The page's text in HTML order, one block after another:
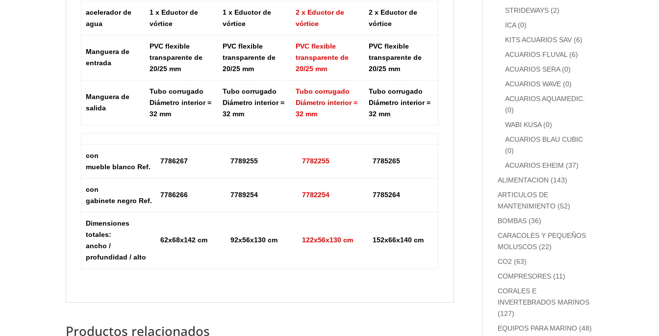
acelerador de
agua
1 x Eductor de
vórtice
1 x Eductor de
vórtice
2 x Eductor de
vórtice
2 x Eductor de
vórtice
Manguera de
entrada
PVC flexible
transparente de
20/25 mm
PVC flexible
transparente de
20/25 mm
PVC flexible
transparente de
20/25 mm
PVC flexible
transparente de
20/25 mm
Manguera de
salida
Tubo corrugado
Diámetro interior =
32 mm
Tubo corrugado
Diámetro interior =
32 mm
Tubo corrugado
Diámetro interior =
32 mm
Tubo corrugado
Diámetro interior =
32 mm
con
mueble blanco Ref.
7786267 7789255 7782255 7785265
con
gabinete negro Ref.
7786266 7789254 7782254 7785264
Dimensiones
totales:
ancho /
profundidad / alto
62x68x142 cm 92x56x130 cm 122x56x130 cm 152x66x140 cm
Productos relacionados
STRIDEWAYS (2)
ICA (0)
KITS ACUARIOS SAV (6)
ACUARIOS FLUVAL (6)
ACUARIOS SERA (0)
ACUARIOS WAVE (0)
ACUARIOS AQUAMEDIC.
(0)
WABI KUSA (0)
ACUARIOS BLAU CUBIC
(0)
ACUARIOS EHEIM (37)
ALIMENTACION (143)
ARTICULOS DE
MANTENIMIENTO (52)
BOMBAS (36)
CARACOLES Y PEQUEÑOS
MOLUSCOS (22)
CO2 (63)
COMPRESORES (11)
CORALES E
INVERTEBRADOS MARINOS
(127)
EQUIPOS PARA MARINO (48)